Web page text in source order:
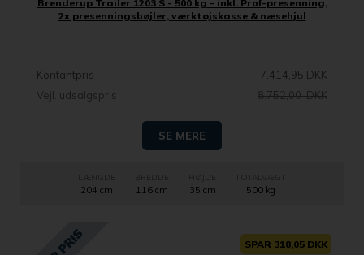
Brenderup Trailer 1203 S - 500 kg - inkl. Prof-presenning,
2x presenningsbøjler, værktøjskasse & næsehjul
Kontantpris
7.414,95 DKK
Vejl. udsalgspris
8.752,00 DKK
SE MERE
204 cm 116 cm
HØJDE
35 cm
TOTALVÆGT
500 kg
SPAR 318,05 DKK